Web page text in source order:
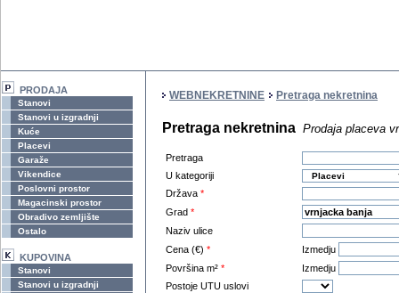
PRODAJA
Stanovi
Stanovi u izgradnji
Kuće
Placevi
Garaže
Vikendice
Poslovni prostor
Magacinski prostor
Obradivo zemljište
Ostalo
KUPOVINA
Stanovi
Stanovi u izgradnji
WEBNEKRETNINE Pretraga nekretnina
Pretraga nekretnina Prodaja placeva
Pretraga
U kategoriji
Država *
Grad *
Naziv ulice
Cena (€) *
Izmedju
Površina m² *
Izmedju
Postoje UTU uslovi